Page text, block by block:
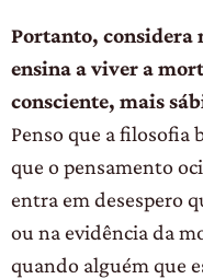
Portanto, considera
ensina a viver a
consciente, mais
Penso que a filosofia
que o pensamento
entra em desespero
ou na evidência da
quando alguém que